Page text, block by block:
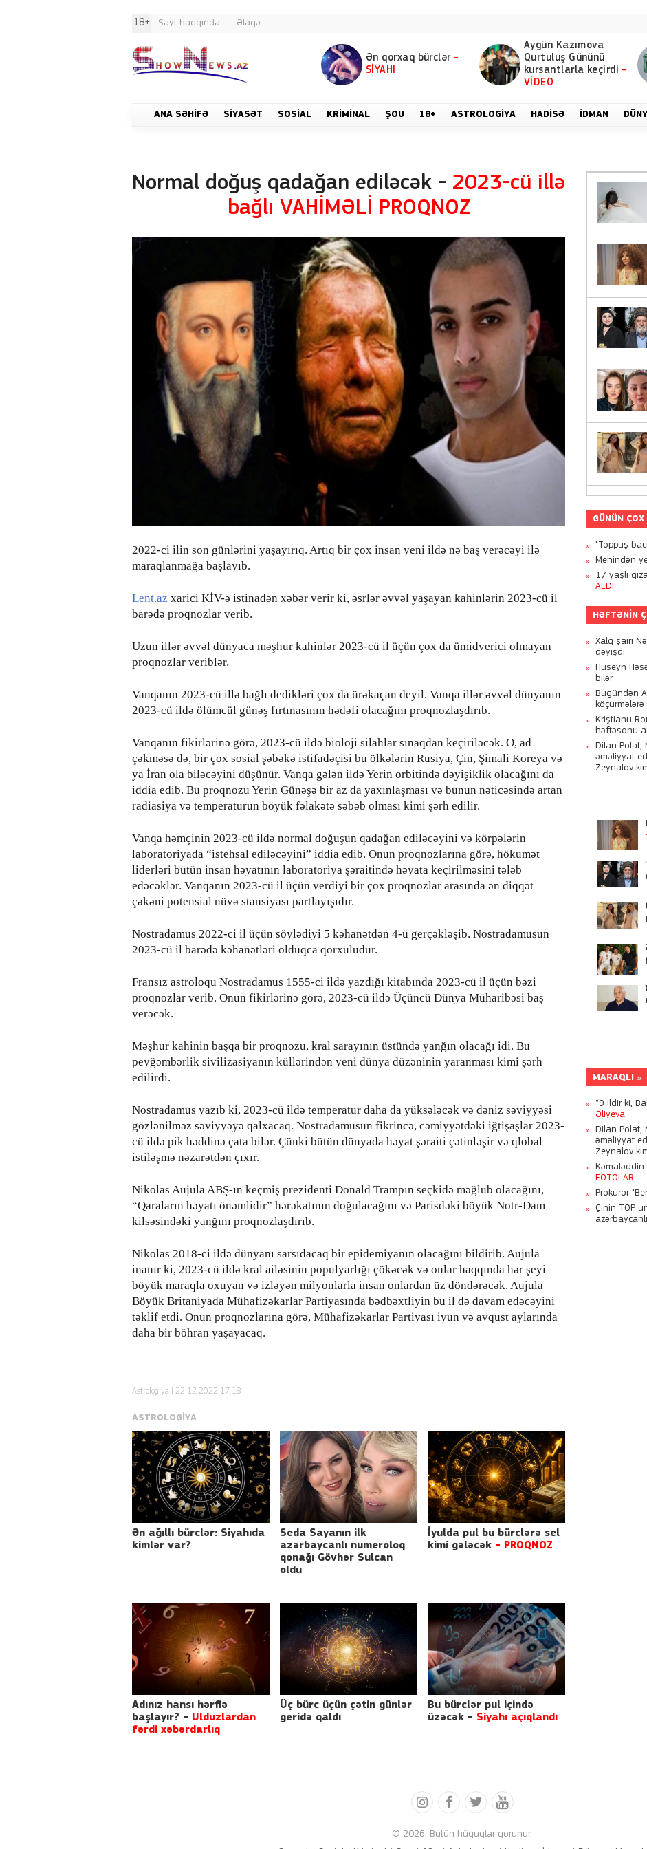
18+ Sayt haqqında Əlaqə
Ən qorxaq bürclər -
SİYAHI
Aygün Kazımova
Qurtuluş Gününü
kursantlarla keçirdi -
VİDEO
ANA SƏHIFƏ SIYASƏT SOSIAL KRIMINAL ŞOU 18+ ASTROLOGIYA HADISƏ İDMAN
Normal doğuş qadağan ediləcək - 2023-cü illə
bağlı VAHİMƏLİ PROQNOZ
2022-ci ilin son günlərini yaşayırıq. Artıq bir çox insan yeni ildə nə baş verəcəyi ilə
maraqlanmağa başlayıb.
Lent.az xarici KİV-ə istinadən xəbər verir ki, əsrlər əvvəl yaşayan kahinlərin 2023-cü il
barədə proqnozlar verib.
Uzun illər əvvəl dünyaca məşhur kahinlər 2023-cü il üçün çox da ümidverici olmayan
proqnozlar veriblər.
Vanqanın 2023-cü illə bağlı dedikləri çox da ürəkaçan deyil. Vanqa illər əvvəl dünyanın
2023-cü ildə ölümcül günəş fırtınasının hədəfi olacağını proqnozlaşdırıb.
Vanqanın fikirlərinə görə, 2023-cü ildə bioloji silahlar sınaqdan keçiriləcək. O, ad
çəkməsə də, bir çox sosial şəbəkə istifadəçisi bu ölkələrin Rusiya, Çin, Şimali Koreya və
ya İran ola biləcəyini düşünür. Vanqa gələn ildə Yerin orbitində dəyişiklik olacağını da
iddia edib. Bu proqnozu Yerin Günəşə bir az da yaxınlaşması və bunun nəticəsində artan
radiasiya və temperaturun böyük fəlakətə səbəb olması kimi şərh edilir.
Vanqa həmçinin 2023-cü ildə normal doğuşun qadağan ediləcəyini və körpələrin
laboratoriyada “istehsal ediləcəyini” iddia edib. Onun proqnozlarına görə, hökumət
liderləri bütün insan həyatının laboratoriya şəraitində həyata keçirilməsini tələb
edəcəklər. Vanqanın 2023-cü il üçün verdiyi bir çox proqnozlar arasında ən diqqət
çəkəni potensial nüvə stansiyası partlayışıdır.
Nostradamus 2022-ci il üçün söylədiyi 5 kəhanətdən 4-ü gerçəkləşib. Nostradamusun
2023-cü il barədə kəhanətləri olduqca qorxuludur.
Fransız astroloqu Nostradamus 1555-ci ildə yazdığı kitabında 2023-cü il üçün bəzi
proqnozlar verib. Onun fikirlərinə görə, 2023-cü ildə Üçüncü Dünya Müharibəsi baş
verəcək.
Məşhur kahinin başqa bir proqnozu, kral sarayının üstündə yanğın olacağı idi. Bu
peyğəmbərlik sivilizasiyanın küllərindən yeni dünya düzəninin yaranması kimi şərh
edilirdi.
Nostradamus yazıb ki, 2023-cü ildə temperatur daha da yüksələcək və dəniz səviyyəsi
gözlənilməz səviyyəyə qalxacaq. Nostradamusun fikrincə, cəmiyyətdəki iğtişaşlar 2023-
cü ildə pik həddinə çata bilər. Çünki bütün dünyada həyat şəraiti çətinləşir və qlobal
istiləşmə nəzarətdən çıxır.
Nikolas Aujula ABŞ-ın keçmiş prezidenti Donald Trampın seçkidə məğlub olacağını,
“Qaraların həyatı önəmlidir” hərəkatının doğulacağını və Parisdəki böyük Notr-Dam
kilsəsindəki yanğını proqnozlaşdırıb.
Nikolas 2018-ci ildə dünyanı sarsıdacaq bir epidemiyanın olacağını bildirib. Aujula
inanır ki, 2023-cü ildə kral ailəsinin populyarlığı çökəcək və onlar haqqında hər şeyi
böyük maraqla oxuyan və izləyən milyonlarla insan onlardan üz döndərəcək. Aujula
Böyük Britaniyada Mühafizəkarlar Partiyasında bədbəxtliyin bu il də davam edəcəyini
təklif etdi. Onun proqnozlarına görə, Mühafizəkarlar Partiyası iyun və avqust aylarında
daha bir böhran yaşayacaq.
Astrologiya | 22.12.2022 17:18
ASTROLOGIYA
Ən ağıllı bürclər: Siyahıda
kimlər var?
Seda Sayanın ilk
azərbaycanlı numeroloq
qonağı Gövhər Sulcan
oldu
İyulda pul bu bürclərə sel
kimi gələcək - PROQNOZ
Adınız hansı hərflə
başlayır? - Ulduzlardan
fərdi xəbərdarlıq
Üç bürc üçün çətin günlər
geridə qaldı
Bu bürclər pul içində
üzəcək - Siyahı açıqlandı
Azər
GÜNÜN
"Toppuş
Mehindən
17 yaşlı
ALDI
HƏFTƏNIN
Xalq şairi
dəyişdi
Hüseyn
bilər
Bugündən
Kriştianu
həftəsonu
Dilan Polat,
əməliyyat
Zeynalov
MARAQLI
“9 ildir ki,
Əliyeva
Dilan Polat,
əməliyyat
Zeynalov
Kəmaləddin
FOTOLAR
Prokuror
Çinin TOP
© 2026. Bütün hüquqlar qorunur.